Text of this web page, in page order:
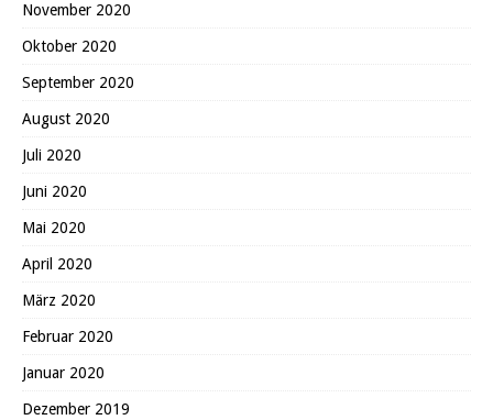
November 2020
Oktober 2020
September 2020
August 2020
Juli 2020
Juni 2020
Mai 2020
April 2020
März 2020
Februar 2020
Januar 2020
Dezember 2019